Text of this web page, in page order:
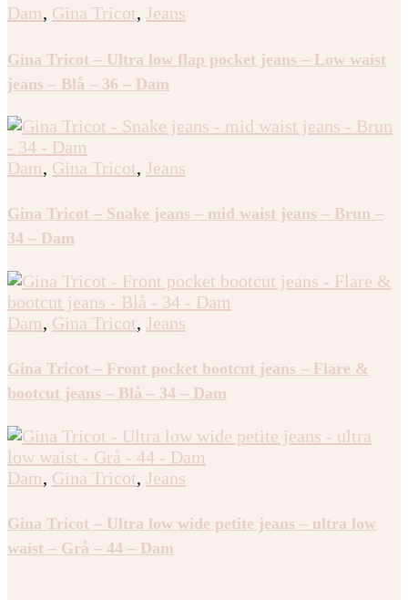
Dam, Gina Tricot, Jeans
Gina Tricot – Ultra low flap pocket jeans – Low waist
jeans – Blå – 36 – Dam
Dam, Gina Tricot, Jeans
Gina Tricot – Snake jeans – mid waist jeans – Brun –
34 – Dam
Dam, Gina Tricot, Jeans
Gina Tricot – Front pocket bootcut jeans – Flare &
bootcut jeans – Blå – 34 – Dam
Dam, Gina Tricot, Jeans
Gina Tricot – Ultra low wide petite jeans – ultra low
waist – Grå – 44 – Dam